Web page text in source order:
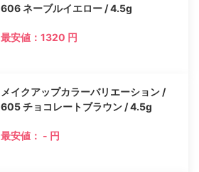
606 ネーブルイエロー / 4.5g
最安値：1320 円
メイクアップカラーバリエーション /
605 チョコレートブラウン / 4.5g
最安値： - 円